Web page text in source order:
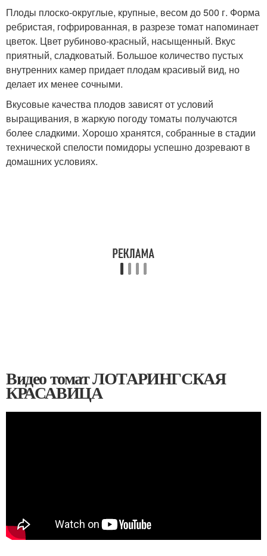
Плоды плоско-округлые, крупные, весом до 500 г. Форма
ребристая, гофрированная, в разрезе томат напоминает
цветок. Цвет рубиново-красный, насыщенный. Вкус
приятный, сладковатый. Большое количество пустых
внутренних камер придает плодам красивый вид, но
делает их менее сочными.
Вкусовые качества плодов зависят от условий
выращивания, в жаркую погоду томаты получаются
более сладкими. Хорошо хранятся, собранные в стадии
технической спелости помидоры успешно дозревают в
домашних условиях.
Видео томат ЛОТАРИНГСКАЯ
КРАСАВИЦА